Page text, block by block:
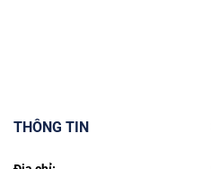
THÔNG TIN